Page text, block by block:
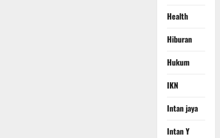
Health
Hiburan
Hukum
IKN
Intan jaya
Intan Y